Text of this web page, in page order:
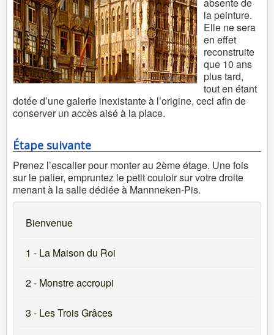
absente de
la peinture.
Elle ne sera
en effet
reconstruite
que 10 ans
plus tard,
tout en étant
dotée d’une galerie inexistante à l’origine, ceci afin de
conserver un accès aisé à la place.
Étape suivante
Prenez l’escalier pour monter au 2ème étage. Une fois
sur le palier, empruntez le petit couloir sur votre droite
menant à la salle dédiée à Mannneken-Pis.
Bienvenue
1 - La Maison du Roi
2 - Monstre accroupi
3 - Les Trois Grâces